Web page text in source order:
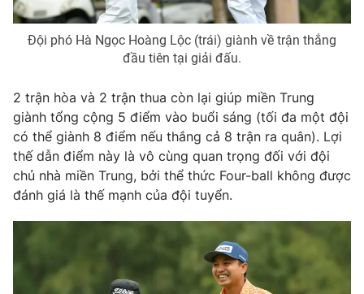
Theo dõi báo trên
Cơ quan chủ quản:Đài Truyền hình Việt Nam
Cơ quan báo chí:Thời báo VTV
Giấy phép hoạt động báo in và báo điện tử số 483/GP-BTTTT
cấp ngày 29/12/2023
Tổng Biên tập:
Vũ Thanh Thủy
Đội phó Hà Ngọc Hoàng Lộc (trái) giành về trận thắng
đầu tiên tại giải đấu.
2 trận hòa và 2 trận thua còn lại giúp miền Trung
giành tổng cộng 5 điểm vào buổi sáng (tối đa một đội
có thể giành 8 điểm nếu thắng cả 8 trận ra quân). Lợi
thế dẫn điểm này là vô cùng quan trọng đối với đội
chủ nhà miền Trung, bởi thể thức Four-ball không được
đánh giá là thế mạnh của đội tuyển.